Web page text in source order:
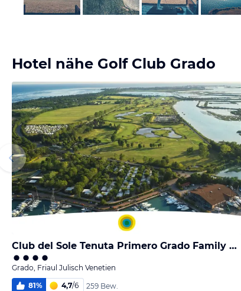
Hotel nähe Golf Club Grado
Club del Sole Tenuta Primero Grado Family Resort/ Sentido Tenuta Primero Premium Village
Grado, Friaul Julisch Venetien
81% 4,7/6 259 Bew.